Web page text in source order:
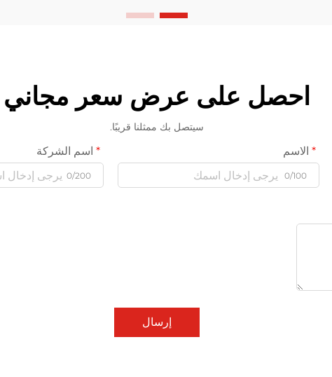
احصل على عرض سعر مجاني
سيتصل بك ممثلنا قريبًا.
الاسم
0/100
اسم الشركة
0/200
إرسال